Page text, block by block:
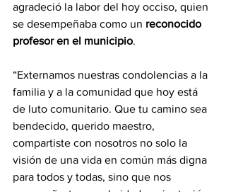
agradeció la labor del hoy occiso, quien
se desempeñaba como un reconocido
profesor en el municipio.
“Externamos nuestras condolencias a la
familia y a la comunidad que hoy está
de luto comunitario. Que tu camino sea
bendecido, querido maestro,
compartiste con nosotros no solo la
visión de una vida en común más digna
para todos y todas, sino que nos